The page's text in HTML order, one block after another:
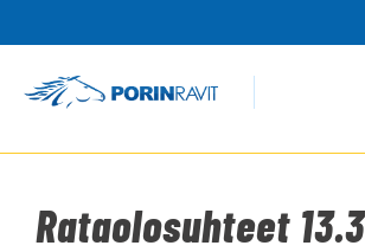
Rataolosuhteet